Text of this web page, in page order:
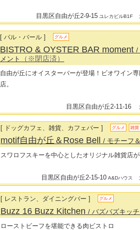
目黒区自由が丘2-9-15 ユレカビルB1F
[ バル・バール ] グルメ
BISTRO & OYSTER BAR moment/
メント
（※閉店済）
自由が丘にオイスターバーが登場！ビオワイン
店。
目黒区自由が丘2-11-16
[ ドッグカフェ、雑貨、カフェバー ] グルメ 雑貨
motif自由が丘＆Rose Bell/ モチーフ
スワロフスキーを中心としたオリジナル雑貨店
目黒区自由が丘2-15-10 A&Dハウス
[ レストラン、ダイニングバー ] グルメ
Buzz 16 Buzz Kitchen/ バズバズキッ
ローストビーフを堪能できる肉ビストロ